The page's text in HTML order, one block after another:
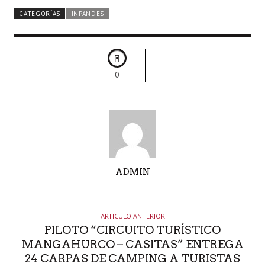
CATEGORÍAS INPANDES
0
ADMIN
ARTÍCULO ANTERIOR
PILOTO “CIRCUITO TURÍSTICO
MANGAHURCO – CASITAS” ENTREGA
24 CARPAS DE CAMPING A TURISTAS